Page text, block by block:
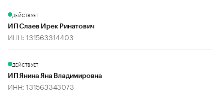
ДЕЙСТВУЕТ
ИП Слаев Ирек Ринатович
ИНН: 131563314403
ДЕЙСТВУЕТ
ИП Янина Яна Владимировна
ИНН: 131563343073